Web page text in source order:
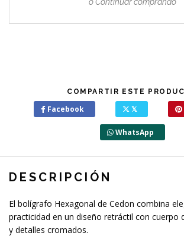
COMPARTIR ESTE
Facebook 𝕏
WhatsApp
DESCRIPCIÓN
El bolígrafo Hexagonal de Cedon combina
practicidad en un diseño retráctil con cuerpo
y detalles cromados.